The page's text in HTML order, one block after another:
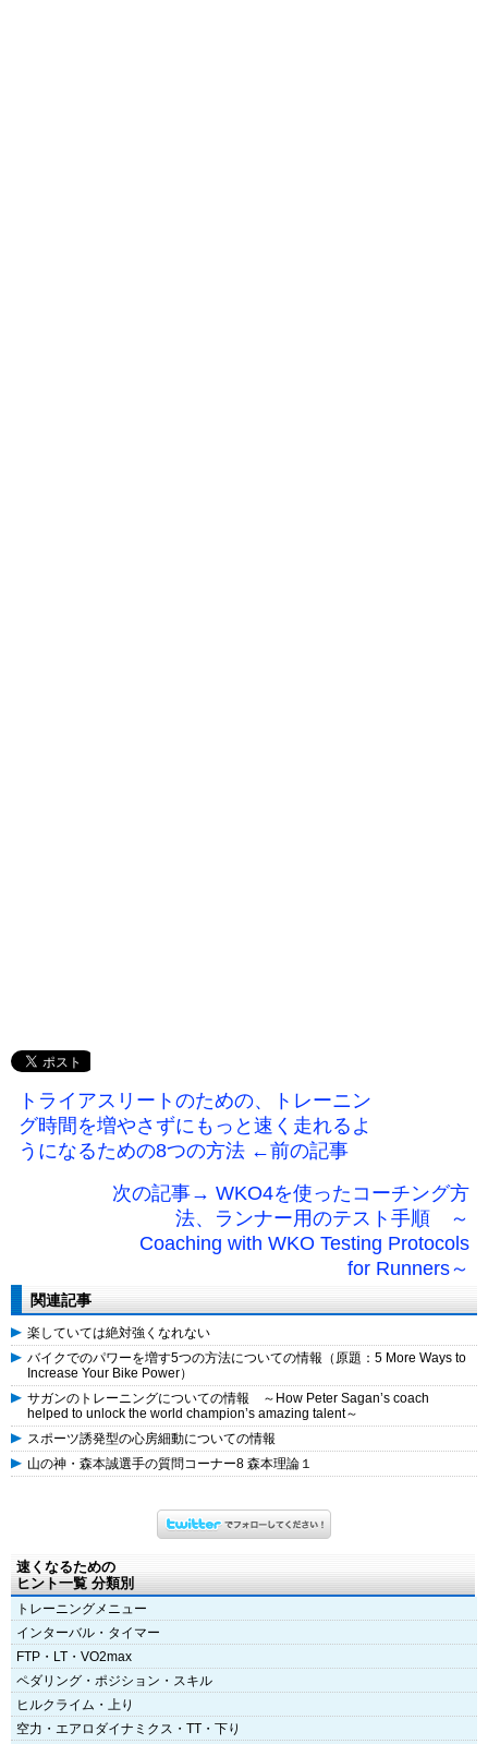
トライアスリートのための、トレーニン
グ時間を増やさずにもっと速く走れるよ
うになるための8つの方法 ←前の記事
次の記事→ WKO4を使ったコーチング方
法、ランナー用のテスト手順 ～
Coaching with WKO Testing Protocols
for Runners～
関連記事
楽していては絶対強くなれない
バイクでのパワーを増す5つの方法についての情報（原題：5 More Ways to
Increase Your Bike Power）
サガンのトレーニングについての情報 ～How Peter Sagan’s coach
helped to unlock the world champion’s amazing talent～
スポーツ誘発型の心房細動についての情報
山の神・森本誠選手の質問コーナー8 森本理論１
速くなるための
ヒント一覧 分類別
トレーニングメニュー
インターバル・タイマー
FTP・LT・VO2max
ペダリング・ポジション・スキル
ヒルクライム・上り
空力・エアロダイナミクス・TT・下り